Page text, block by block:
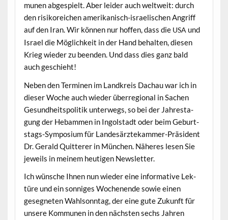
munen abge­spielt. Aber lei­der auch weltweit: durch
den risiko­r­e­ichen amerikanisch-israelis­chen Angriff
auf den Iran. Wir kön­nen nur hof­fen, dass die USA und
Israel die Möglichkeit in der Hand behal­ten, diesen
Krieg wieder zu been­den. Und dass dies ganz bald
auch geschieht!
Neben den Ter­mi­nen im Land­kreis Dachau war ich in
dieser Woche auch wieder über­re­gion­al in Sachen
Gesund­heit­spoli­tik unter­wegs, so bei der Jahresta­
gung der Hebam­men in Ingol­stadt oder beim Geburt­
stags-Sym­po­sium für Lan­desärztekam­mer-Präsi­dent
Dr. Ger­ald Quit­ter­er in München. Näheres lesen Sie
jew­eils in meinem heuti­gen Newsletter.
Ich wün­sche Ihnen nun wieder eine infor­ma­tive Lek­
türe und ein son­niges Woch­enende sowie einen
geseg­neten Wahlson­ntag, der eine gute Zukun­ft für
unsere Kom­munen in den näch­sten sechs Jahren